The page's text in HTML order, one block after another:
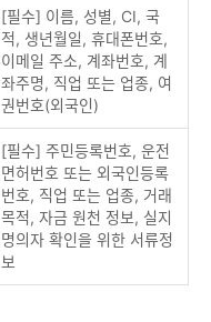
[필수] 이름, 성별, CI, 국
적, 생년월일, 휴대폰번호,
이메일 주소, 계좌번호, 계
좌주명, 직업 또는 업종, 여
권번호(외국인)
[필수] 주민등록번호, 운전
면허번호 또는 외국인등록
번호, 직업 또는 업종, 거래
목적, 자금 원천 정보, 실지
명의자 확인을 위한 서류정
보